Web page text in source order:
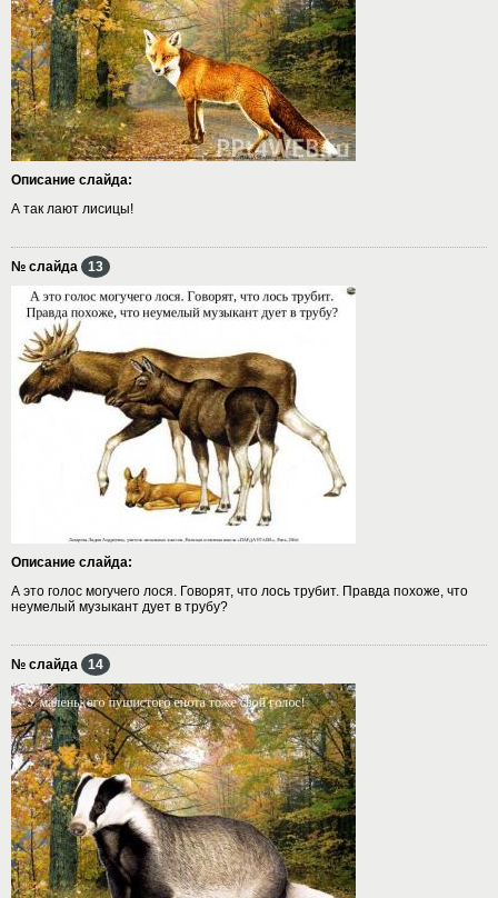
Описание слайда:
А так лают лисицы!
№ слайда 13
Описание слайда:
А это голос могучего лося. Говорят, что лось трубит. Правда похоже, что
неумелый музыкант дует в трубу?
№ слайда 14